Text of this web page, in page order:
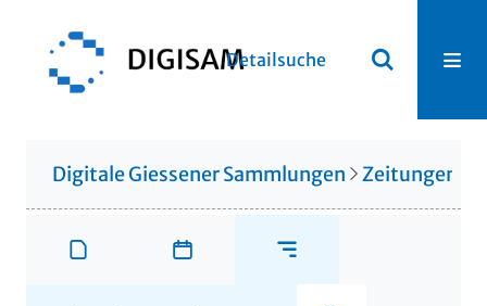
Detailsuche
Digitale Giessener Sammlungen Zeitungen